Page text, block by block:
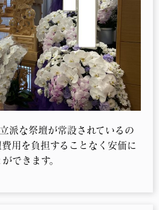
派な祭壇が常設されているの
用を負担することなく安価に
できます。